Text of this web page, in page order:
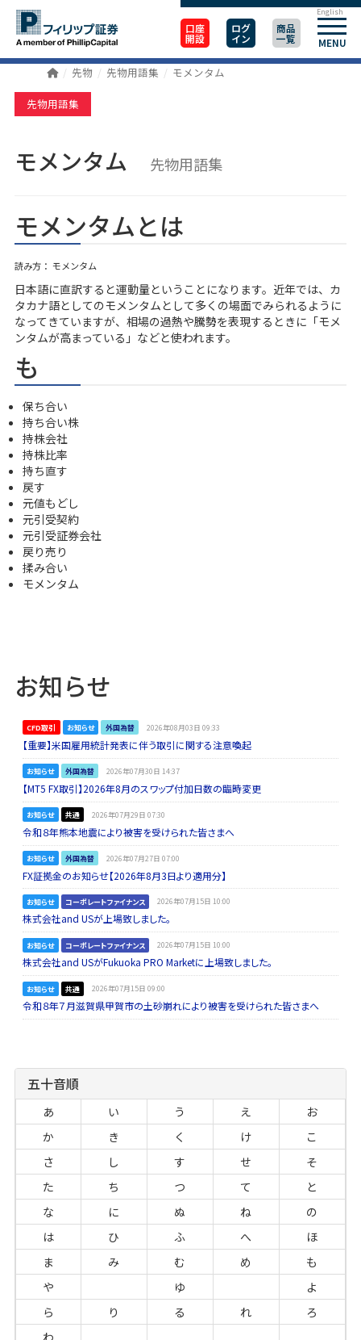
口座
開設
ログ
イン
商品
一覧 MENU
English
先物 先物用語集 モメンタム
先物用語集
モメンタム 先物用語集
モメンタムとは
読み方： モメンタム
日本語に直訳すると運動量ということになります。近年では、カ
タカナ語としてのモメンタムとして多くの場面でみられるように
なってきていますが、相場の過熱や騰勢を表現するときに「モメ
ンタムが高まっている」などと使われます。
も
保ち合い
持ち合い株
持株会社
持株比率
持ち直す
戻す
元値もどし
元引受契約
元引受証券会社
戻り売り
揉み合い
モメンタム
お知らせ
CFD取引 お知らせ 外国為替 2026年08月03日 09:33
【重要】米国雇用統計発表に伴う取引に関する注意喚起
お知らせ 外国為替 2026年07月30日 14:37
【MT5 FX取引】2026年8月のスワップ付加日数の臨時変更
お知らせ 共通 2026年07月29日 07:30
令和８年熊本地震により被害を受けられた皆さまへ
お知らせ 外国為替 2026年07月27日 07:00
FX証拠金のお知らせ【2026年8月3日より適用分】
お知らせ コーポレートファイナンス 2026年07月15日 10:00
株式会社and USが上場致しました。
お知らせ コーポレートファイナンス 2026年07月15日 10:00
株式会社and USがFukuoka PRO Marketに上場致しました。
お知らせ 共通 2026年07月15日 09:00
令和８年７月滋賀県甲賀市の土砂崩れにより被害を受けられた皆さまへ
五十音順
あ い う え
お
か
き く け
こ
さ
し す せ
そ
た
ち つ て
と
な
に ぬ ね
の
は
ひ ふ へ
ほ
ま
み む め
も
や
ゆ
よ
ら
り る れ
ろ